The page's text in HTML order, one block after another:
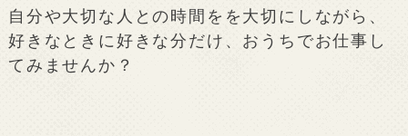
自分や大切な人との時間をを大切にしながら、
好きなときに好きな分だけ、おうちでお仕事し
てみませんか？